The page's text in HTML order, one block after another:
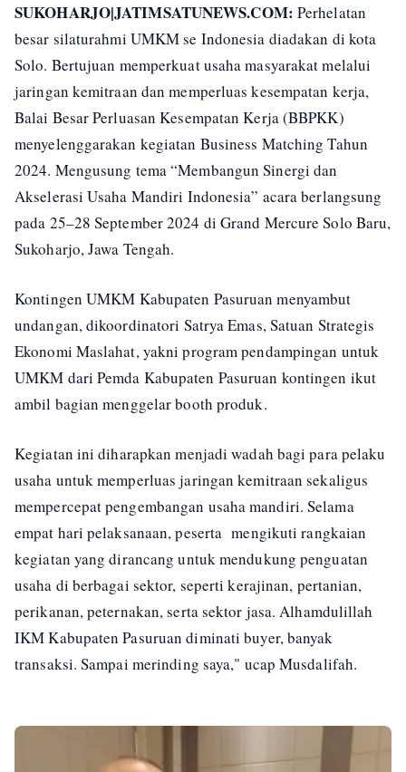
SUKOHARJO|JATIMSATUNEWS.COM: Perhelatan
besar silaturahmi UMKM se Indonesia diadakan di kota
Solo. Bertujuan memperkuat usaha masyarakat melalui
jaringan kemitraan dan memperluas kesempatan kerja,
Balai Besar Perluasan Kesempatan Kerja (BBPKK)
menyelenggarakan kegiatan Business Matching Tahun
2024. Mengusung tema “Membangun Sinergi dan
Akselerasi Usaha Mandiri Indonesia” acara berlangsung
pada 25–28 September 2024 di Grand Mercure Solo Baru,
Sukoharjo, Jawa Tengah.
Kontingen UMKM Kabupaten Pasuruan menyambut
undangan, dikoordinatori Satrya Emas, Satuan Strategis
Ekonomi Maslahat, yakni program pendampingan untuk
UMKM dari Pemda Kabupaten Pasuruan kontingen ikut
ambil bagian menggelar booth produk.
Kegiatan ini diharapkan menjadi wadah bagi para pelaku
usaha untuk memperluas jaringan kemitraan sekaligus
mempercepat pengembangan usaha mandiri. Selama
empat hari pelaksanaan, peserta mengikuti rangkaian
kegiatan yang dirancang untuk mendukung penguatan
usaha di berbagai sektor, seperti kerajinan, pertanian,
perikanan, peternakan, serta sektor jasa. Alhamdulillah
IKM Kabupaten Pasuruan diminati buyer, banyak
transaksi. Sampai merinding saya," ucap Musdalifah.